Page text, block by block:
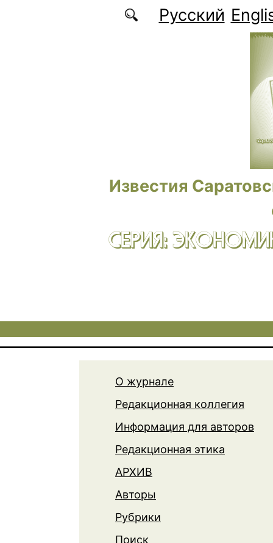
Перейти к основному содержаниюРусский
Известия
СЕРИЯ:
О журнале
Редакционная коллегия
Информация для авторов
Редакционная этика
АРХИВ
Авторы
Рубрики
Поиск